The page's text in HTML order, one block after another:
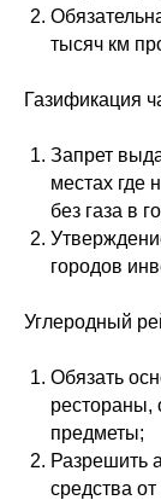
тысяч км
Газификация
Запрет
местах где
без газа в
городов
Углеродный
Обязать
рестораны,
предметы;
Разрешить
средства